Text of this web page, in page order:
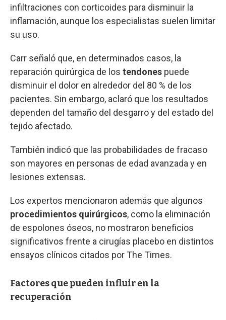
infiltraciones con corticoides para disminuir la
inflamación, aunque los especialistas suelen limitar
su uso.
Carr señaló que, en determinados casos, la
reparación quirúrgica de los tendones puede
disminuir el dolor en alrededor del 80 % de los
pacientes. Sin embargo, aclaró que los resultados
dependen del tamaño del desgarro y del estado del
tejido afectado.
También indicó que las probabilidades de fracaso
son mayores en personas de edad avanzada y en
lesiones extensas.
Los expertos mencionaron además que algunos
procedimientos quirúrgicos, como la eliminación
de espolones óseos, no mostraron beneficios
significativos frente a cirugías placebo en distintos
ensayos clínicos citados por The Times.
Factores que pueden influir en la
recuperación